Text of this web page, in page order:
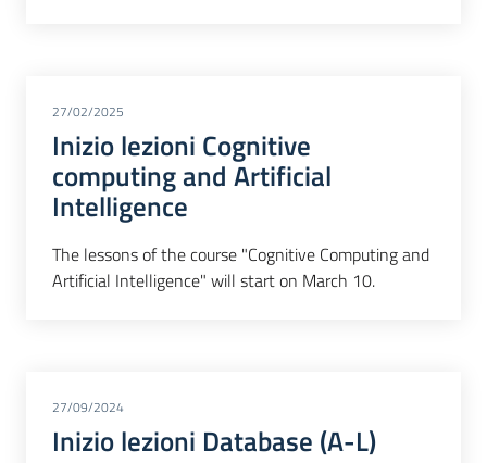
27/02/2025
Inizio lezioni Cognitive
computing and Artificial
Intelligence
The lessons of the course "Cognitive Computing and
Artificial Intelligence" will start on March 10.
27/09/2024
Inizio lezioni Database (A-L)